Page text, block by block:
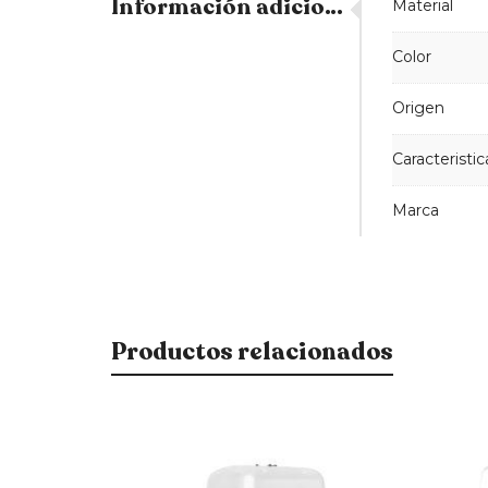
Información adicional Material
Color
Origen
Marca
Productos relacionados